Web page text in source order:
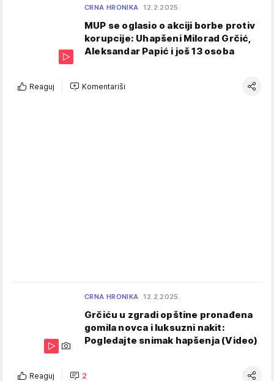
CRNA HRONIKA 12.2.2025.
MUP se oglasio o akciji borbe protiv
korupcije: Uhapšeni Milorad Grčić,
Aleksandar Papić i još 13 osoba
Reaguj Komentariši
CRNA HRONIKA 12.2.2025.
Grčiću u zgradi opštine pronađena
gomila novca i luksuzni nakit:
Pogledajte snimak hapšenja (Video)
Reaguj 2